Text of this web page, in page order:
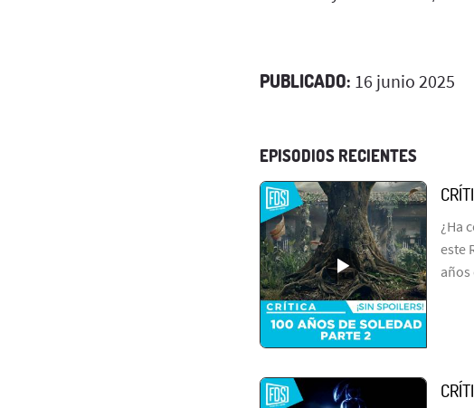
PUBLICADO: 16 junio 2025
EPISODIOS RECIENTES
¿Ha
este
años